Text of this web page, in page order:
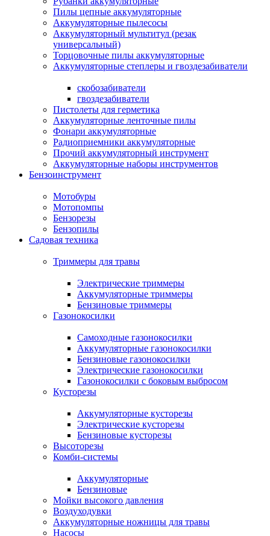
Пилы цепные аккумуляторные
Аккумуляторные пылесосы
Аккумуляторный мультитул (резак
универсальный)
Торцовочные пилы аккумуляторные
Аккумуляторные степлеры и гвоздезабиватели
скобозабиватели
гвоздезабиватели
Пистолеты для герметика
Аккумуляторные ленточные пилы
Фонари аккумуляторные
Радиоприемники аккумуляторные
Прочий аккумуляторный инструмент
Аккумуляторные наборы инструментов
Бензоинструмент
Мотобуры
Мотопомпы
Бензорезы
Бензопилы
Садовая техника
Триммеры для травы
Электрические триммеры
Аккумуляторные триммеры
Бензиновые триммеры
Газонокосилки
Самоходные газонокосилки
Аккумуляторные газонокосилки
Бензиновые газонокосилки
Электрические газонокосилки
Газонокосилки с боковым выбросом
Кусторезы
Аккумуляторные кусторезы
Электрические кусторезы
Бензиновые кусторезы
Высоторезы
Комби-системы
Аккумуляторные
Бензиновые
Мойки высокого давления
Воздуходувки
Аккумуляторные ножницы для травы
Насосы